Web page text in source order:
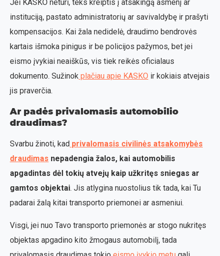
Jei KASKO neturi, teks kreiptis į atsakingą asmenį ar
instituciją, pastato administratorių ar savivaldybę ir prašyti
kompensacijos. Kai žala nedidelė, draudimo bendrovės
kartais išmoka pinigus ir be policijos pažymos, bet jei
eismo įvykiai neaiškūs, vis tiek reikės oficialaus
dokumento. Sužinok plačiau apie KASKO ir kokiais atvejais
jis praverčia.
Ar padės privalomasis automobilio
draudimas?
Svarbu žinoti, kad privalomasis civilinės atsakomybės
draudimas nepadengia žalos, kai automobilis
apgadintas dėl tokių atvejų kaip užkritęs sniegas ar
gamtos objektai. Jis atlygina nuostolius tik tada, kai Tu
padarai žalą kitai transporto priemonei ar asmeniui.
Visgi, jei nuo Tavo transporto priemonės ar stogo nukritęs
objektas apgadino kito žmogaus automobilį, tada